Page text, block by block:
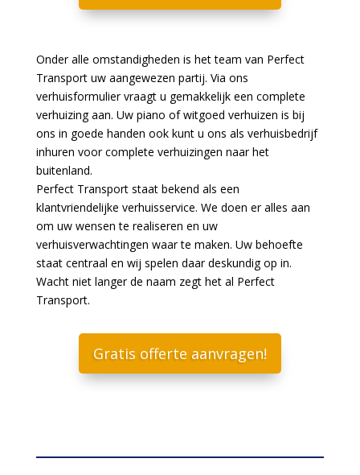
Onder alle omstandigheden is het team van Perfect
Transport uw aangewezen partij. Via ons
verhuisformulier vraagt u gemakkelijk een complete
verhuizing aan. Uw piano of witgoed verhuizen is bij
ons in goede handen ook kunt u ons als verhuisbedrijf
inhuren voor complete verhuizingen naar het
buitenland.
Perfect Transport staat bekend als een
klantvriendelijke verhuisservice. We doen er alles aan
om uw wensen te realiseren en uw
verhuisverwachtingen waar te maken. Uw behoefte
staat centraal en wij spelen daar deskundig op in.
Wacht niet langer de naam zegt het al Perfect
Transport.
Gratis offerte aanvragen!